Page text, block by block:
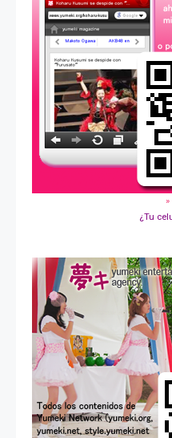
¿Tu